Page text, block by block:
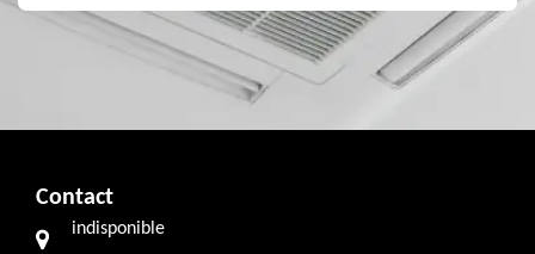
Contact
indisponible